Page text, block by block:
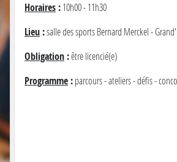
Horaires :10h00 - 11h30
Lieu :salle des sports Bernard Merckel -
Obligation :être licencié(e)
Programme :parcours - ateliers - défis -